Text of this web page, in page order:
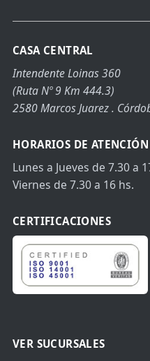
CASA CENTRAL
Intendente Loinas 360
(Ruta Nº 9 Km 444.3)
2580 Marcos Juarez .
HORARIOS DE ATENCIÓN
Lunes a Jueves de 7.30 a
Viernes de 7.30 a 16 hs.
CERTIFICACIONES
VER SUCURSALES